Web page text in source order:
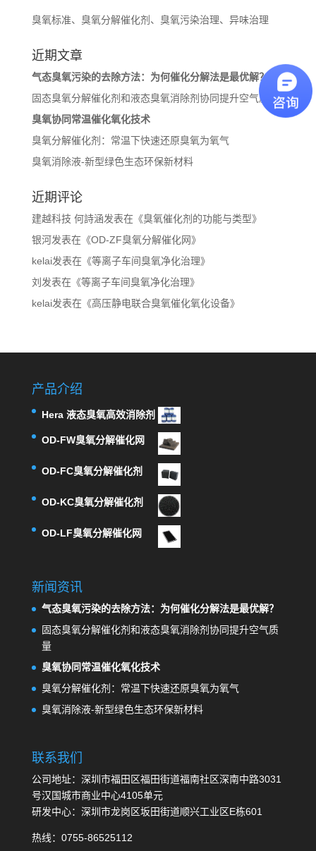
臭氧标准、臭氧分解催化剂、臭氧污染治理、异味治理
近期文章
气态臭氧污染的去除方法：为何催化分解法是最优解？
固态臭氧分解催化剂和液态臭氧消除剂协同提升空气质量
臭氧协同常温催化氧化技术
臭氧分解催化剂：常温下快速还原臭氧为氧气
臭氧消除液-新型绿色生态环保新材料
近期评论
建越科技 何詩涵发表在《臭氧催化剂的功能与类型》
银河发表在《OD-ZF臭氧分解催化网》
kelai发表在《等离子车间臭氧净化治理》
刘 发表在《等离子车间臭氧净化治理》
kelai发表在《高压静电联合臭氧催化氧化设备》
产品介绍
Hera 液态臭氧高效消除剂
OD-FW臭氧分解催化网
OD-FC臭氧分解催化剂
OD-KC臭氧分解催化剂
OD-LF臭氧分解催化网
新闻资讯
气态臭氧污染的去除方法：为何催化分解法是最优解？
固态臭氧分解催化剂和液态臭氧消除剂协同提升空气质
量
臭氧协同常温催化氧化技术
臭氧分解催化剂：常温下快速还原臭氧为氧气
臭氧消除液-新型绿色生态环保新材料
联系我们
公司地址：深圳市福田区福田街道福南社区深南中路3031
号汉国城市商业中心4105单元
研发中心：深圳市龙岗区坂田街道顺兴工业区E栋601
热线：0755-86525112